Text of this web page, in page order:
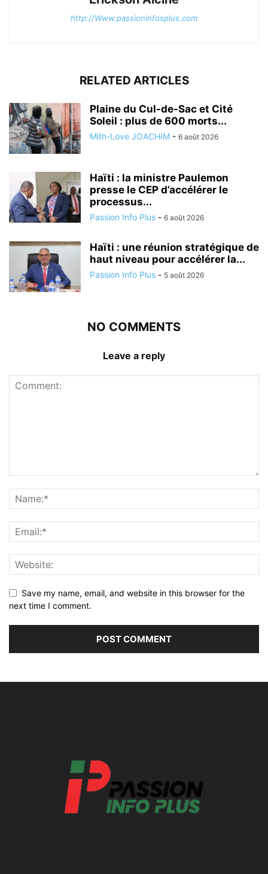
http://Www.passioninfosplus.com
RELATED ARTICLES
Plaine du Cul-de-Sac et Cité
Soleil : plus de 600 morts...
Mith-Love JOACHIM - 6 août 2026
Haïti : la ministre Paulemon
presse le CEP d’accélérer le
processus...
Passion Info Plus - 6 août 2026
Haïti : une réunion stratégique de
haut niveau pour accélérer la...
Passion Info Plus - 5 août 2026
NO COMMENTS
Leave a reply
Save my name, email, and website in this browser for the
next time I comment.